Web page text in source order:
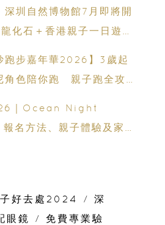
深圳自然博物館7月即將開
化石＋香港親子一日遊推
跑步嘉年華2026】3歲起
角色陪你跑 親子跑全攻略
｜Ocean Night
名方法、親子體驗及家長
好去處2024 /
深
眼鏡 /
免費專業驗